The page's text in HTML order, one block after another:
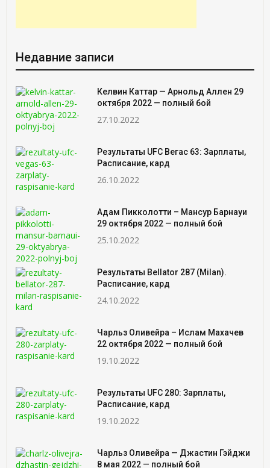
Недавние записи
Келвин Каттар — Арнольд Аллен 29
октября 2022 — полный бой
27.10.2022
Результаты UFC Вегас 63: Зарплаты,
Расписание, кард
26.10.2022
Адам Пикколотти – Мансур Барнауи
29 октября 2022 — полный бой
25.10.2022
Результаты Bellator 287 (Milan).
Расписание, кард
24.10.2022
Чарльз Оливейра – Ислам Махачев
22 октября 2022 — полный бой
19.10.2022
Результаты UFC 280: Зарплаты,
Расписание, кард
19.10.2022
Чарльз Оливейра — Джастин Гэйджи
8 мая 2022 — полный бой